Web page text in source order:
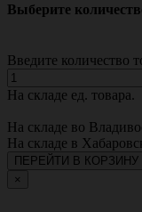
Выберите
Введите количество
На складе ед. товара.
На складе во
На складе в
ПЕРЕЙТИ В КОРЗИНУ
×